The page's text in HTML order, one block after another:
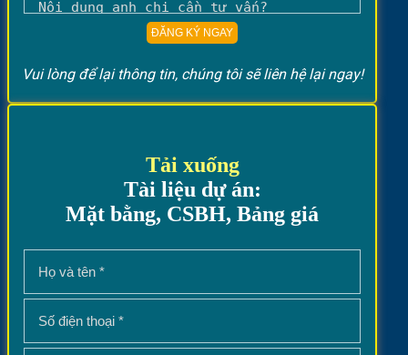
Vui lòng để lại thông tin, chúng tôi sẽ liên hệ lại ngay!
Tải xuống
Tài liệu dự án:
Mặt bằng, CSBH, Bảng giá